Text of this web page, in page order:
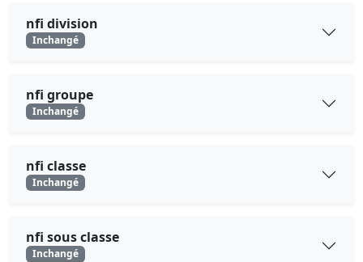
nfi division
Inchangé
nfi groupe
Inchangé
nfi classe
Inchangé
nfi sous classe
Inchangé